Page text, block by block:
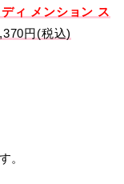
ィ メンション ス
円(税込)
。